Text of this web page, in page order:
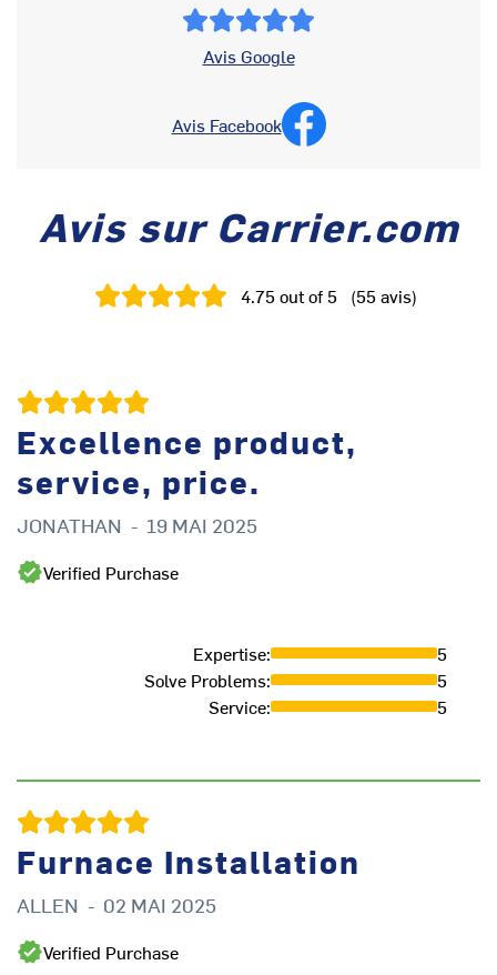
Avis Google
Avis Facebook
Avis sur Carrier.com
4.75out of 5 (55 avis)
Excellence product,
service, price.
JONATHAN - 19 MAI 2025
Verified Purchase
Expertise:
5
Solve Problems:
5
Service: 5
Furnace Installation
ALLEN - 02 MAI 2025
Verified Purchase